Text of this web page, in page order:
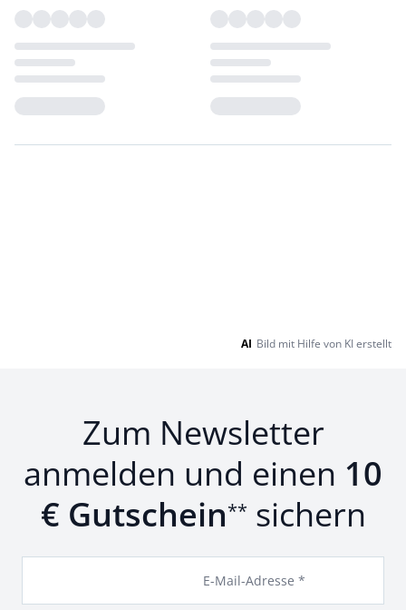
AI Bild mit Hilfe von KI erstellt
Zum Newsletter
anmelden und einen 10
€ Gutschein** sichern
E-Mail-Adresse *